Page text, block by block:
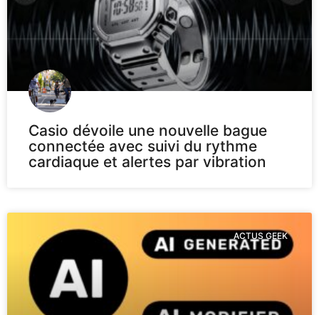
Casio dévoile une nouvelle bague
connectée avec suivi du rythme
cardiaque et alertes par vibration
ACTUS GEEK